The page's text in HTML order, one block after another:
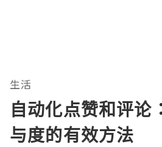
生活
自动化点赞和评论
与度的有效方法